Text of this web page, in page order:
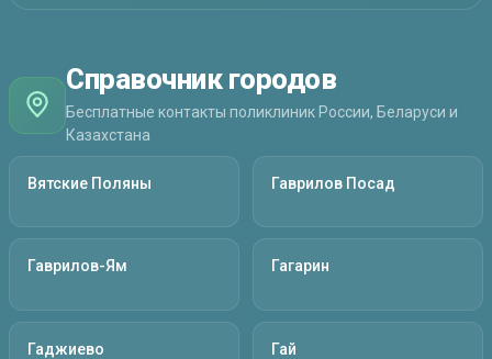
Справочник городов
Бесплатные контакты поликлиник России, Беларуси и
Казахстана
Вятские Поляны Гаврилов Посад
Гаврилов-Ям Гагарин
Гаджиево Гай